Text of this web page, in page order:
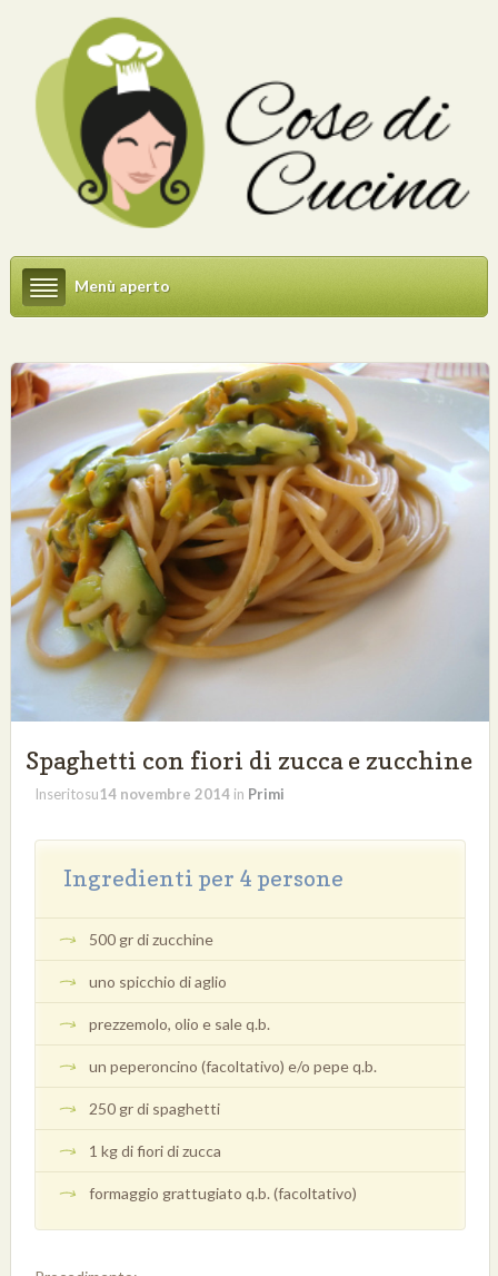
Menù aperto
Spaghetti con fiori di zucca e zucchine
Inseritosu14 novembre 2014 in Primi
Ingredienti per 4 persone
500 gr di zucchine
uno spicchio di aglio
prezzemolo, olio e sale q.b.
un peperoncino (facoltativo) e/o pepe q.b.
250 gr di spaghetti
1 kg di fiori di zucca
formaggio grattugiato q.b. (facoltativo)